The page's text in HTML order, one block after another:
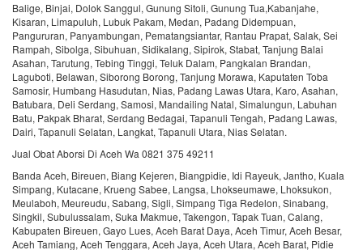
Balige, Binjai, Dolok Sanggul, Gunung Sitoli, Gunung Tua,Kabanjahe,
Kisaran, Limapuluh, Lubuk Pakam, Medan, Padang Didempuan,
Pangururan, Panyambungan, Pematangsiantar, Rantau Prapat, Salak, Sei
Rampah, Sibolga, Sibuhuan, Sidikalang, Sipirok, Stabat, Tanjung Balai
Asahan, Tarutung, Tebing Tinggi, Teluk Dalam, Pangkalan Brandan,
Laguboti, Belawan, Siborong Borong, Tanjung Morawa, Kaputaten Toba
Samosir, Humbang Hasudutan, Nias, Padang Lawas Utara, Karo, Asahan,
Batubara, Deli Serdang, Samosi, Mandailing Natal, Simalungun, Labuhan
Batu, Pakpak Bharat, Serdang Bedagai, Tapanuli Tengah, Padang Lawas,
Dairi, Tapanuli Selatan, Langkat, Tapanuli Utara, Nias Selatan.
Jual Obat Aborsi Di Aceh Wa 0821 375 49211
Banda Aceh, Bireuen, Biang Kejeren, Biangpidie, Idi Rayeuk, Jantho, Kuala
Simpang, Kutacane, Krueng Sabee, Langsa, Lhokseumawe, Lhoksukon,
Meulaboh, Meureudu, Sabang, Sigli, Simpang Tiga Redelon, Sinabang,
Singkil, Subulussalam, Suka Makmue, Takengon, Tapak Tuan, Calang,
Kabupaten Bireuen, Gayo Lues, Aceh Barat Daya, Aceh Timur, Aceh Besar,
Aceh Tamiang, Aceh Tenggara, Aceh Jaya, Aceh Utara, Aceh Barat, Pidie